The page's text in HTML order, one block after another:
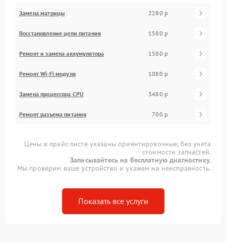
Замена матрицы 2280 р
Восстановление цепи питания 1580 р
Ремонт и замена аккумулятора 1580 р
Ремонт Wi-Fi модуля 1080 р
Замена процессора CPU 3480 р
Ремонт разъема питания 700 р
Цены в прайс-листе указаны ориентировочные, без учета
стоимости запчастей.
Записывайтесь на бесплатную диагностику.
Мы проверим ваше устройство и укажем на неисправность.
Показать все услуги